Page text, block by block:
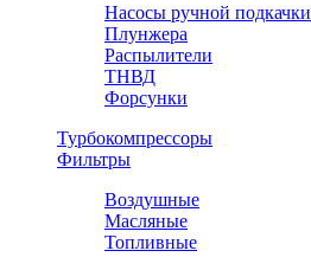
Насосы ручной подкачки
Плунжера
Распылители
ТНВД
Форсунки
Турбокомпрессоры
Фильтры
Воздушные
Масляные
Топливные